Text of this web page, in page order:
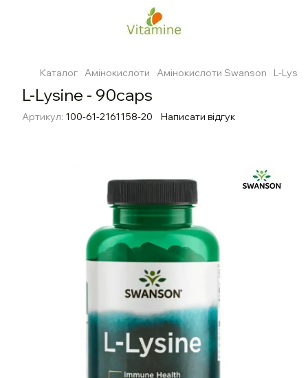
Каталог Амінокислоти Амінокислоти Swanson L-
L-Lysine - 90caps
Артикул: 100-61-2161158-20 Написати відгук